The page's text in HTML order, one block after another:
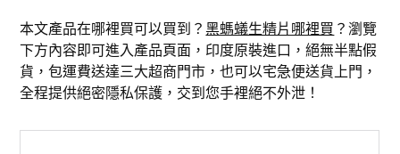
本文產品在哪裡買可以買到？黑螞蟻生精片哪裡買 ？瀏覽
下方內容即可進入產品頁面，印度原裝進口，絕無半點假
貨，包運費送達三大超商門市，也可以宅急便送貨上門，
全程提供絕密隱私保護，交到您手裡絕不外泄！